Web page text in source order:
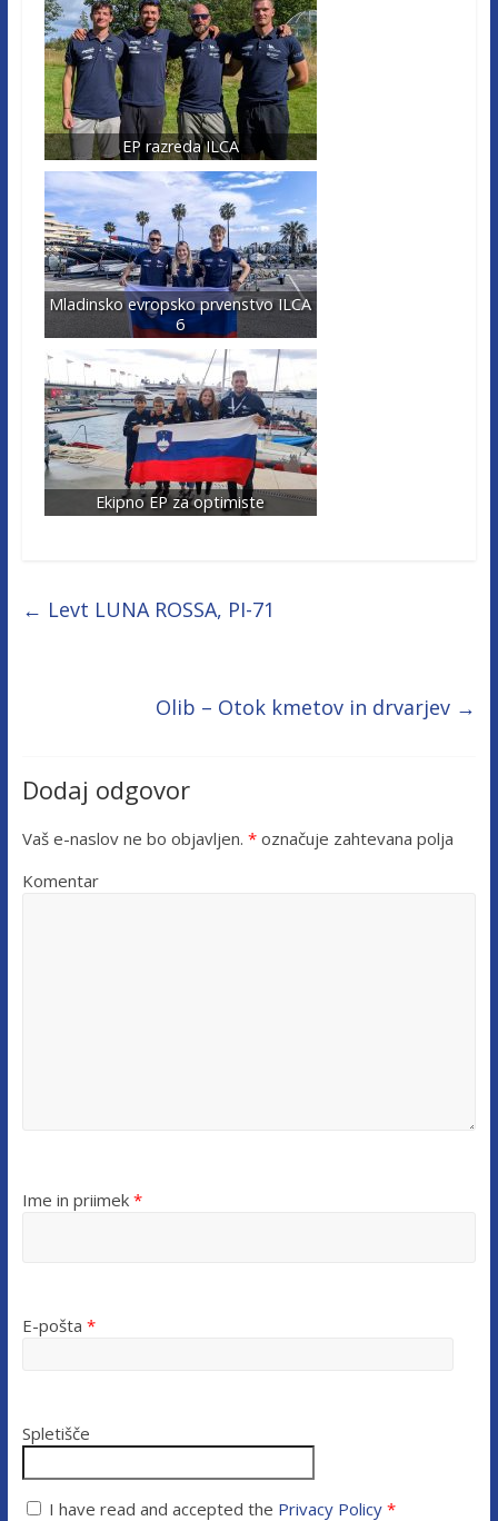
EP razreda ILCA
Mladinsko evropsko prvenstvo ILCA
6
Ekipno EP za optimiste
← Levt LUNA ROSSA, PI-71
Olib – Otok kmetov in drvarjev →
Dodaj odgovor
Vaš e-naslov ne bo objavljen. *označuje zahtevana polja
Komentar
Ime in priimek *
E-pošta *
Spletišče
I have read and accepted the Privacy Policy*